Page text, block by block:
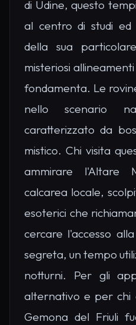
di Udine, questo
al centro di studi ed
della sua
misteriosi
fondamenta. Le
nello scenario
caratterizzato da
mistico. Chi visita
ammirare l'Altare
calcarea locale,
esoterici che
cercare l'accesso
segreta, un tempo
notturni. Per gli
alternativo e per chi
Gemona del Friuli